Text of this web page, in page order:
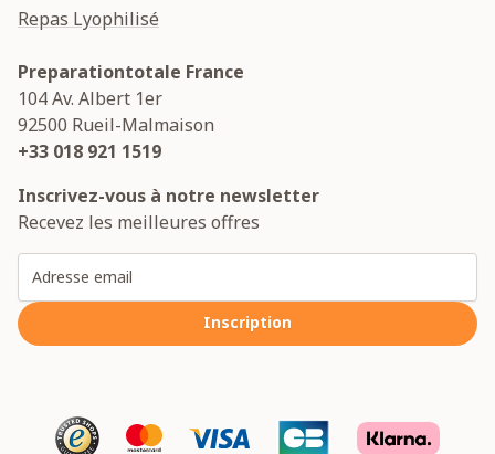
Repas Lyophilisé
Preparationtotale France
104 Av. Albert 1er
92500 Rueil-Malmaison
+33 018 921 1519
Inscrivez-vous à notre newsletter
Recevez les meilleures offres
Inscription